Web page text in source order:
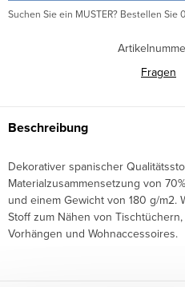
Suchen Sie ein MUSTER? Bestellen Sie
Fragen
Beschreibung
Dekorativer spanischer
Materialzusammensetzung von
und einem Gewicht von 180 g/m2.
Stoff zum Nähen von
Vorhängen und Wohnaccessoires.